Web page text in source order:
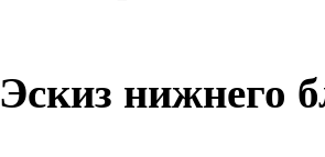
Эскиз нижнего